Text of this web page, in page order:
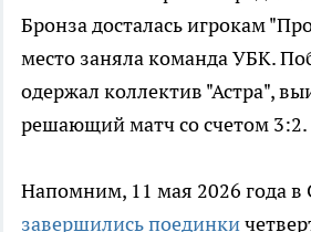
Бронза досталась игрокам
место заняла команда УБК.
одержал коллектив "Астра",
решающий матч со счетом 3:2.
Напомним, 11 мая 2026 года в
завершились поединки